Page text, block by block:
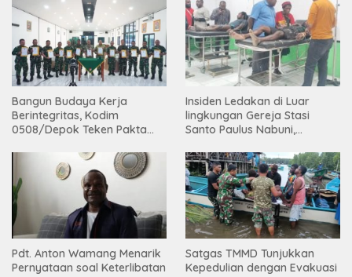
Bangun Budaya Kerja
Berintegritas, Kodim
0508/Depok Teken Pakta
Insiden Ledakan di Luar
lingkungan Gereja Stasi
Santo Paulus Nabuni,
Pdt. Anton Wamang Menarik
Pernyataan soal Keterlibatan
Satgas TMMD Tunjukkan
Kepedulian dengan Evakuasi